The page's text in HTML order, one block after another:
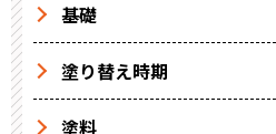
基礎
塗り替え時期
塗料